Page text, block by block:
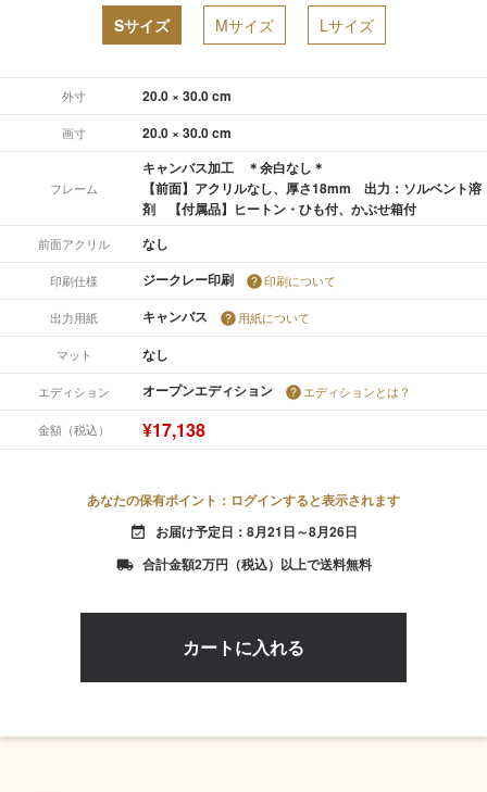
Sサイズ Mサイズ Lサイズ
外寸 20.0 × 30.0 cm
画寸 20.0 × 30.0 cm
フレーム
キャンバス加工 ＊余白なし＊
【前面】アクリルなし、厚さ18mm 出力：ソルベント溶
剤 【付属品】ヒートン・ひも付、かぶせ箱付
前面アクリル なし
印刷仕様 ジークレー印刷 印刷について
出力用紙 キャンバス 用紙について
マット なし
エディション オープンエディション エディションとは？
金額（税込） ¥17,138
あなたの保有ポイント：ログインすると表示されます
event_available お届け予定日：8月21日～8月26日
local_shipping 合計金額2万円（税込）以上で送料無料